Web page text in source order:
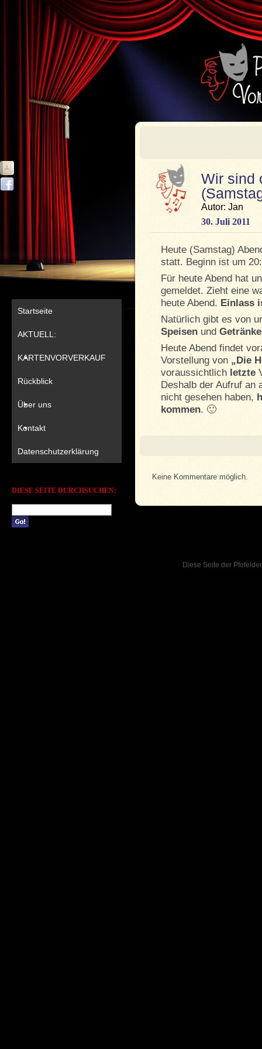
Startseite
AKTUELL:
KARTENVORVERKAUF
Rückblick
Über uns
Kontakt
Datenschutzerklärung
DIESE SEITE DURCHSUCHEN:
Wir sind
Autor: Jan
30. Juli 2011
Heute (Samstag)
statt. Beginn ist um
Für heute Abend hat
gemeldet. Zieht eine
heute Abend. Einlass
Natürlich gibt es von
Speisen und Getränke
Heute Abend findet
Vorstellung von „Die
voraussichtlich letzte
Deshalb der Aufruf an
nicht gesehen haben,
kommen. 🙂
Keine Kommentare möglich.
Diese Seite der